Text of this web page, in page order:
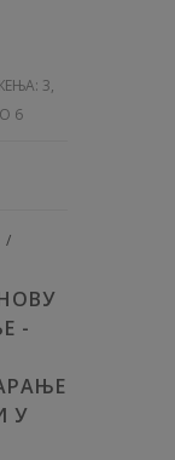
3,
6
/
-
У